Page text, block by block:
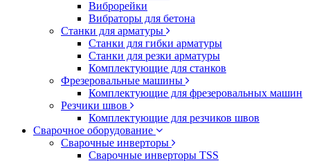
Виброрейки
Вибраторы для бетона
Станки для арматуры
Станки для гибки арматуры
Станки для резки арматуры
Комплектующие для станков
Фрезеровальные машины
Комплектующие для фрезеровальных машин
Резчики швов
Комплектующие для резчиков швов
Сварочное оборудование
Сварочные инверторы
Сварочные инверторы TSS